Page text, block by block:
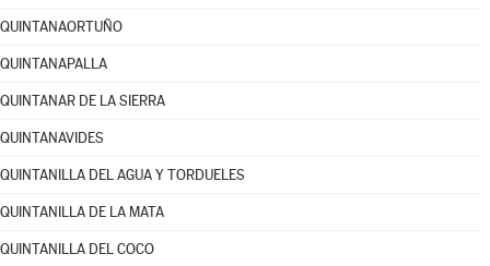
QUINTANAORTUÑO
QUINTANAPALLA
QUINTANAR DE LA SIERRA
QUINTANAVIDES
QUINTANILLA DEL AGUA Y TORDUELES
QUINTANILLA DE LA MATA
QUINTANILLA DEL COCO